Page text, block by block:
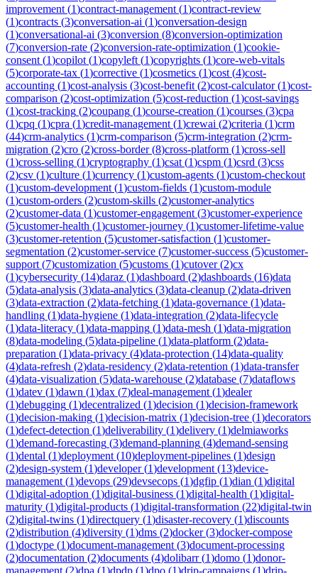
improvement (1)contract-management (1)contract-review
(1)contracts (3)conversation-ai (1)conversation-design
(1)conversational-ai (3)conversion (8)conversion-optimization
(7)conversion-rate (2)conversion-rate-optimization (1)cookie-
consent (1)copilot (1)copyleft (1)copyrights (1)core-web-vitals
(5)corporate-tax (1)corrective (1)cosmetics (1)cost (4)cost-
accounting (1)cost-analysis (3)cost-benefit (2)cost-calculator(1)cost-
comparison (2)cost-optimization (5)cost-reduction (1)cost-savings
(1)cost-tracking (2)coupang (1)course-creation (1)courses (3)cpa
(1)cpq (1)cpra (1)credit-management (1)crewai (2)criteria (1)crm
(44)crm-analytics (1)crm-comparison (5)crm-integration (2)crm-
migration (2)cro (2)cross-border(8)cross-platform (1)cross-sell
(1)cross-selling (1)cryptography (1)csat (1)cspm (1)csrd (3)css
(2)csv (1)culture (1)currency (1)custom-agents (1)custom-checkout
(1)custom-development (1)custom-fields (1)custom-module
(1)custom-orders (2)custom-skills (2)customer-analytics
(2)customer-data (1)customer-engagement (3)customer-experience
(5)customer-health (1)customer-journey (1)customer-lifetime-value
(3)customer-retention (5)customer-satisfaction (1)customer-
segmentation (2)customer-service (7)customer-success (5)customer-
support (7)customization (5)customs (1)cutover(2)cx
(1)cybersecurity (14)daraz (1)dashboard (2)dashboards (16)data
(5)data-analysis (3)data-analytics (3)data-cleanup (2)data-driven
(3)data-extraction (2)data-fetching (1)data-governance (1)data-
handling (1)data-hygiene (1)data-integration (2)data-lifecycle
(1)data-literacy (1)data-mapping (1)data-mesh (1)data-migration
(8)data-modeling (5)data-pipeline (1)data-platform (2)data-
preparation (1)data-privacy (4)data-protection (14)data-quality
(4)data-refresh (2)data-residency (2)data-retention (1)data-transfer
(4)data-visualization (5)data-warehouse (2)database (7)dataflows
(1)datev (1)dawn (1)dax (7)deal-management (1)dealer
(1)debugging (1)decentralized (1)decision (1)decision-framework
(1)decision-making (1)decision-matrix (1)decision-tree (1)decorators
(1)defect-detection (1)deliverability (1)delivery (1)delmiaworks
(1)demand-forecasting (3)demand-planning (4)demand-sensing
(1)dental (1)deployment (10)deployment-pipelines (1)design
(2)design-system (1)developer(1)development (13)device-
management (1)devops (29)devsecops (1)dgfip (1)dian (1)digital
(1)digital-adoption (1)digital-business (1)digital-health (1)digital-
maturity (1)digital-products (1)digital-transformation (22)digital-twin
(2)digital-twins (1)directquery (1)disaster-recovery (1)discounts
(2)distribution (4)diversity (1)dms (2)docker(3)docker-compose
(1)doctype (1)document-management (3)document-processing
(2)documentation (2)documents (4)dolibarr(1)domo (1)donor-
management (2)dpa (1)dpdp (1)dpo (1)drip-campaigns (1)drip-